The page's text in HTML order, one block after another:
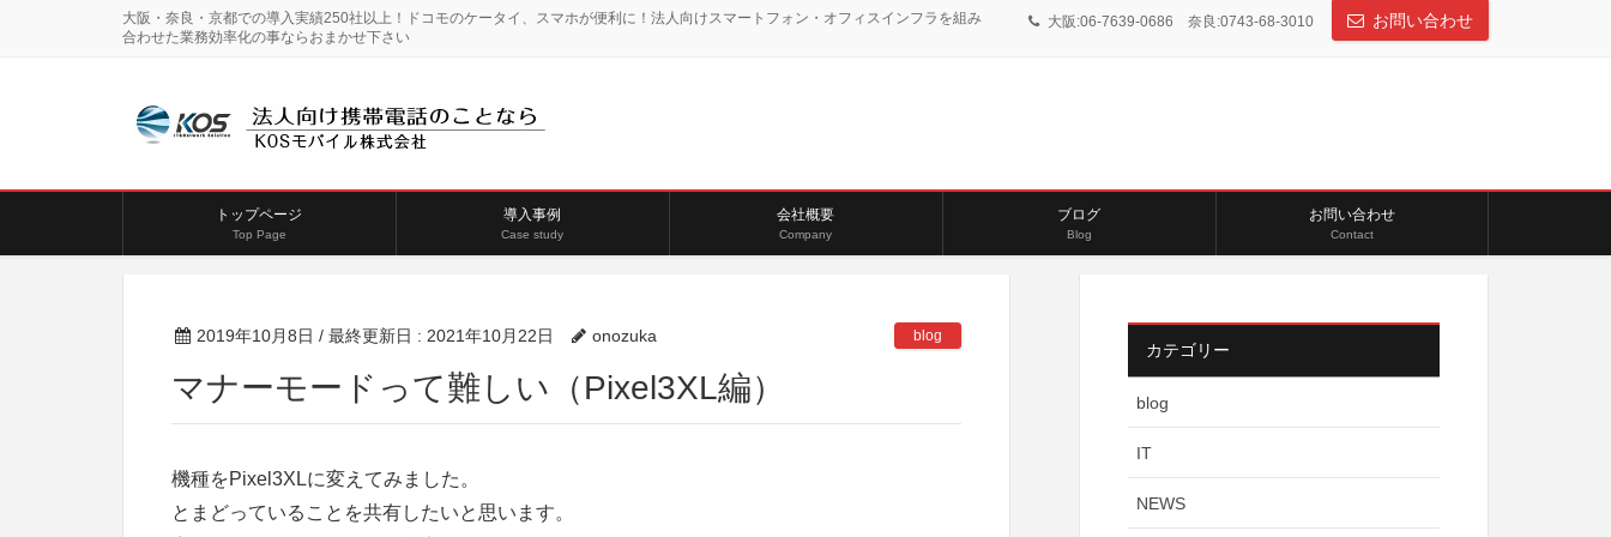
大阪・奈良・京都での導入実績250社以上！ドコモのケータイ、スマホが便利に！法人向けスマートフォン・オフィスインフラを組み
合わせた業務効率化の事ならおまかせ下さい
大阪:06-7639-0686 奈良:0743-68-3010 お問い合わせ
トップページ
Top Page
導入事例
Case study
会社概要
Company
ブログ
Blog
お問い合わせ
Contact
2019年10月8日 / 最終更新日 : 2021年10月22日 onozuka blog
マナーモードって難しい（Pixel3XL編）
機種をPixel3XLに変えてみました。
とまどっていることを共有したいと思います。
カテゴリー
blog
IT
NEWS